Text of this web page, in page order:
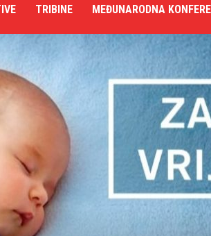
TRIBINE MEĐUNARODNA